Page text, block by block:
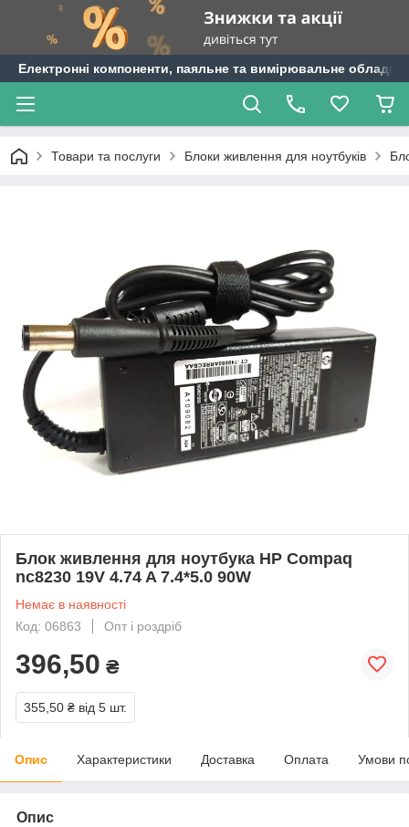
Електронні компоненти, паяльне та вимірювальне
Товари та послуги Блоки живлення для ноутбуків
Блок живлення для ноутбука HP Compaq
nc8230 19V 4.74 A 7.4*5.0 90W
Немає в наявності
Код: 06863
Опт і роздріб
396,50 ₴
355,50 ₴ від 5 шт.
Опис Характеристики Доставка Оплата Умови
Опис